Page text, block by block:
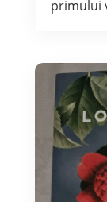
primului